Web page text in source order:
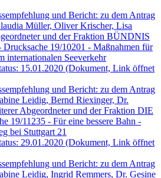
und Bericht: zu dem Antrag
Müller, Oliver Krischer, Lisa
und der Fraktion BÜNDNIS
19/10201 - Maßnahmen für
internationalen Seeverkehr
15.01.2020 (Dokument, Link öffnet
und Bericht: zu dem Antrag
Leidig, Bernd Riexinger, Dr.
Abgeordneter und der Fraktion DIE
19/11235 - Für eine bessere Bahn -
bei Stuttgart 21
29.01.2020 (Dokument, Link öffnet
und Bericht: zu dem Antrag
Leidig, Ingrid Remmers, Dr. Gesine